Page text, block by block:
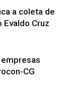
a coleta de
Cruz
CG